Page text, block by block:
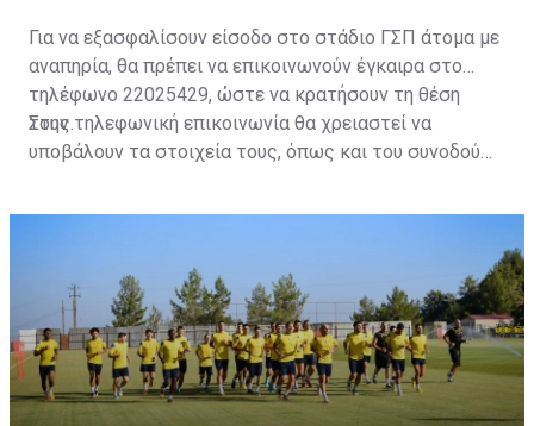
Για να εξασφαλίσουν είσοδο στο στάδιο ΓΣΠ άτομα με
αναπηρία, θα πρέπει να επικοινωνούν έγκαιρα στο
τηλέφωνο 22025429, ώστε να κρατήσουν τη θέση
τους.
Στην τηλεφωνική επικοινωνία θα χρειαστεί να
υποβάλουν τα στοιχεία τους, όπως και του συνοδού
ονοματεπώνυμο, αριθμός πινακίδας αυτοκινήτου,